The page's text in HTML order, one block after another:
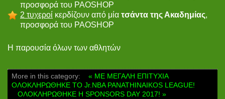
προσφορά του PAOSHOP
2 τυχερoί κερδίζουν από μία τσάντα της Ακαδημίας,
προσφορά του PAOSHOP
Η παρουσία όλων των αθλητών
More in this category:
« ΜΕ ΜΕΓΑΛΗ ΕΠΙΤΥΧΙΑ
ΟΛΟΚΛΗΡΩΘΗΚΕ ΤΟ Jr.NBA PANATHINAIKOS LEAGUE!
ΟΛΟΚΛΗΡΩΘΗΚΕ Η SPONSORS DAY 2017! »